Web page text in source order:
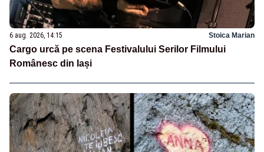
6 aug. 2026, 14:15 Stoica Marian
Cargo urcă pe scena Festivalului Serilor Filmului
Românesc din Iași